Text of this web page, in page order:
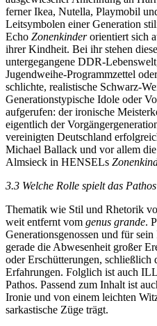
ferner Ikea, Nutella, Playmobil
Leitsymbolen einer Generation
Echo Zonenkinderorientiert sich
ihrer Kindheit. Bei ihr stehen
untergegangene DDR-
Jugendweihe-Programmzettel
schlichte, realistische Schwarz-
Generationstypische Idole oder
aufgerufen: der ironische
eigentlich der
vereinigten Deutschland
Michael Ballack und vor allem
Almsieck in HENSELs
3.3 Welche Rolle spielt das
Thematik wie Stil und Rhetorik
weit entfernt vom genus grande.
Generationsgenossen und für
gerade die Abwesenheit großer
oder Erschütterungen, schließlich
Erfahrungen. Folglich ist auch I
Pathos. Passend zum Inhalt ist
Ironie und von einem leichten
sarkastische Züge trägt.